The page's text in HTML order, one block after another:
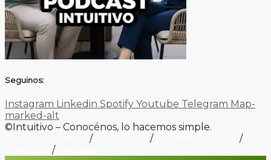
Seguinos:
Instagram Linkedin Spotify Youtube Telegram Map-
marked-alt
©Intuitivo – Conocénos, lo hacemos simple.
/ /
/
/